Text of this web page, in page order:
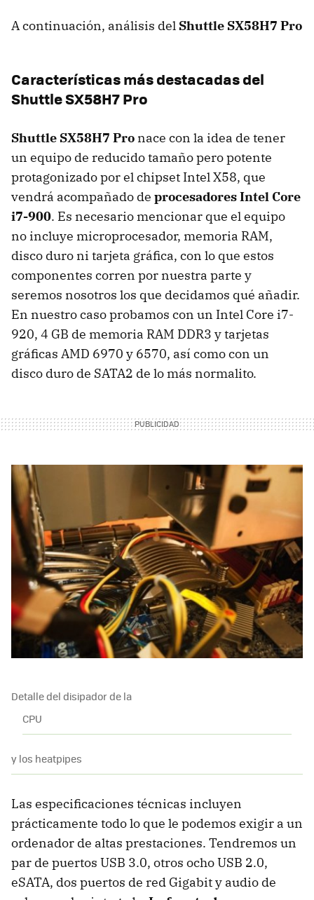
A continuación, análisis del Shuttle SX58H7 Pro
Características más destacadas del
Shuttle SX58H7 Pro
Shuttle SX58H7 Pro nace con la idea de tener
un equipo de reducido tamaño pero potente
protagonizado por el chipset Intel X58, que
vendrá acompañado de procesadores Intel Core
i7-900. Es necesario mencionar que el equipo
no incluye microprocesador, memoria RAM,
disco duro ni tarjeta gráfica, con lo que estos
componentes corren por nuestra parte y
seremos nosotros los que decidamos qué añadir.
En nuestro caso probamos con un Intel Core i7-
920, 4 GB de memoria RAM DDR3 y tarjetas
gráficas AMD 6970 y 6570, así como con un
disco duro de SATA2 de lo más normalito.
Detalle del disipador de la
CPU
y los heatpipes
Las especificaciones técnicas incluyen
prácticamente todo lo que le podemos exigir a un
ordenador de altas prestaciones. Tendremos un
par de puertos USB 3.0, otros ochoUSB 2.0,
eSATA, dos puertos de red Gigabit y audio de